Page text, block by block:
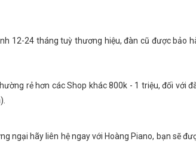
12-24 tháng tuỳ thương hiệu, đàn cũ được bảo
rẻ hơn các Shop khác 800k - 1 triệu, đối với
ngại hãy liên hệ ngay với Hoàng Piano, bạn sẽ